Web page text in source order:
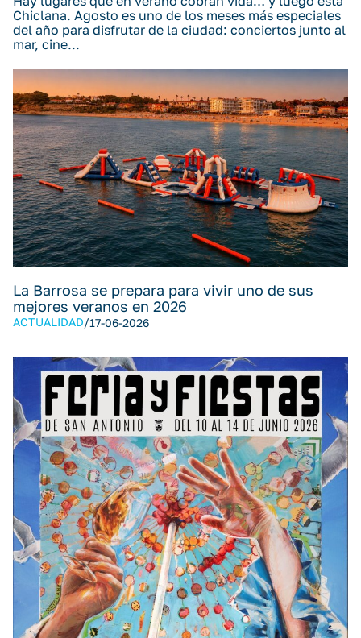
Chiclana. Agosto es uno de los meses más especiales
del año para disfrutar de la ciudad: conciertos junto al
mar, cine...
La Barrosa se prepara para vivir uno de sus
mejores veranos en 2026
ACTUALIDAD/17-06-2026